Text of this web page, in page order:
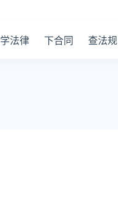
学法律 下合同 查法规